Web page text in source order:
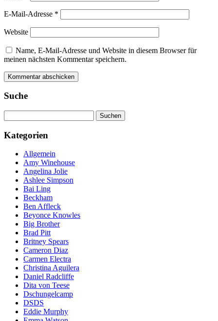
E-Mail-Adresse *
Website
Name, E-Mail-Adresse und Website in diesem Browser für
meinen nächsten Kommentar speichern.
Suche
nach:
Kategorien
Allgemein
Amy Winehouse
Angelina Jolie
Ashlee Simpson
Bai Ling
Beckham
Ben Affleck
Beyonce Knowles
Big Brother
Brad Pitt
Britney Spears
Cameron Diaz
Carmen Electra
Christina Aguilera
Daniel Radcliffe
Dita von Teese
Dschungelcamp
DSDS
Eddie Murphy